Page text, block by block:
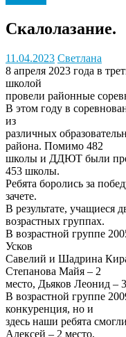
Скалолазание.
11.04.2023 Светлана
8 апреля 2023 года в
школой
провели районные
В этом году в
из
различных
района. Помимо 482
школы и ДДЮТ были
453 школы.
Ребята боролись за
зачете.
В результате, учащиеся
возрастных группах.
В возрастной группе
Усков
Савелий и Шадрина
Степанова Майя – 2
место, Дьяков Леонид –
В возрастной группе
конкуренция, но и
здесь наши ребята
Алексей – 2 место,